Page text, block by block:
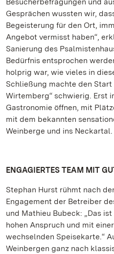
Gesprächen wussten wir,
Begeisterung für den Ort,
Angebot vermisst haben“,
Sanierung des
Bedürfnis entsprochen
holprig war, wie vieles in
Schließung machte den Start
Wirtemberg“ schwierig. Erst
Gastronomie öffnen, mit
mit dem bekannten
Weinberge und ins Neckartal.
ENGAGIERTES TEAM MIT
Stephan Hurst rühmt nach
Engagement der Betreiber
und Mathieu Bubeck: „Das
hohen Anspruch und mit
wechselnden Speisekarte.“
Weinbergen ganz nach